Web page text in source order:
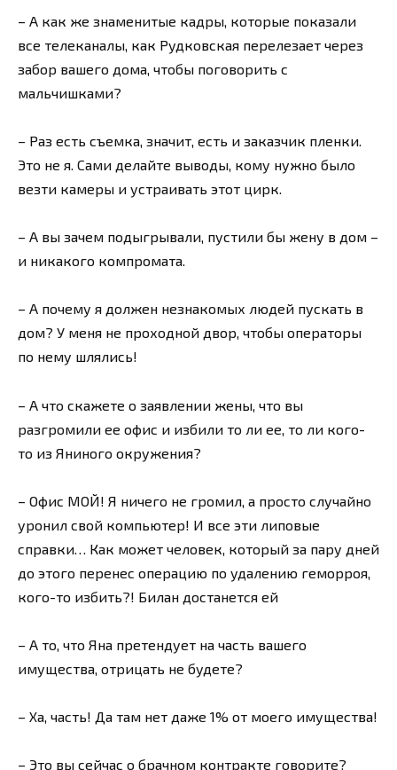
– А как же знаменитые кадры, которые показали
все телеканалы, как Рудковская перелезает через
забор вашего дома, чтобы поговорить с
мальчишками?
– Раз есть съемка, значит, есть и заказчик пленки.
Это не я. Сами делайте выводы, кому нужно было
везти камеры и устраивать этот цирк.
– А вы зачем подыгрывали, пустили бы жену в дом –
и никакого компромата.
– А почему я должен незнакомых людей пускать в
дом? У меня не проходной двор, чтобы операторы
по нему шлялись!
– А что скажете о заявлении жены, что вы
разгромили ее офис и избили то ли ее, то ли кого-
то из Яниного окружения?
– Офис МОЙ! Я ничего не громил, а просто случайно
уронил свой компьютер! И все эти липовые
справки… Как может человек, который за пару дней
до этого перенес операцию по удалению геморроя,
кого-то избить?! Билан достанется ей
– А то, что Яна претендует на часть вашего
имущества, отрицать не будете?
– Ха, часть! Да там нет даже 1% от моего имущества!
– Это вы сейчас о брачном контракте говорите?